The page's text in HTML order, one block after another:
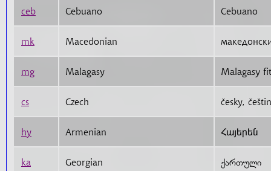
ceb Cebuano Cebuano
mk Macedonian
mg Malagasy Malagasy
cs Czech česky,
hy Armenian Հայերեն
ka Georgian ქართული